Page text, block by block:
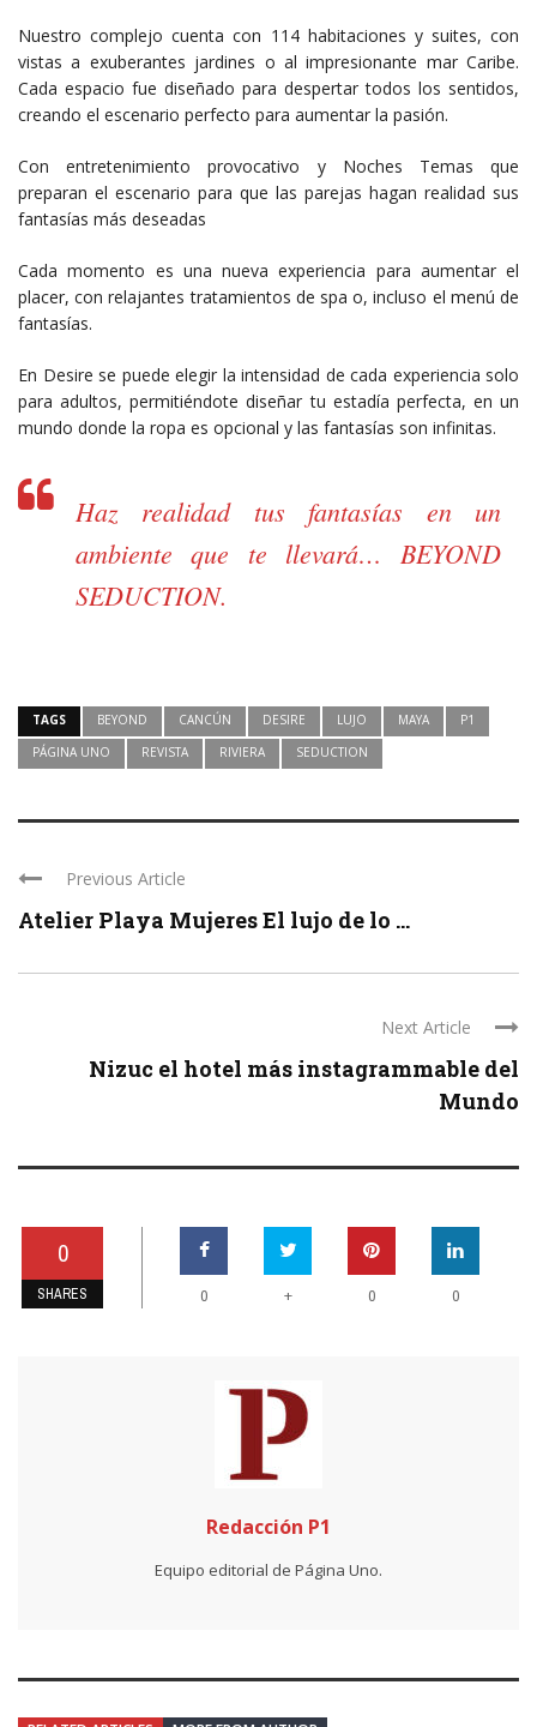
Nuestro complejo cuenta con 114 habitaciones y suites, con
vistas a exuberantes jardines o al impresionante mar Caribe.
Cada espacio fue diseñado para despertar todos los sentidos,
creando el escenario perfecto para aumentar la pasión.
Con entretenimiento provocativo y Noches Temas que
preparan el escenario para que las parejas hagan realidad sus
fantasías más deseadas
Cada momento es una nueva experiencia para aumentar el
placer, con relajantes tratamientos de spa o, incluso el menú de
fantasías.
En Desire se puede elegir la intensidad de cada experiencia solo
para adultos, permitiéndote diseñar tu estadía perfecta, en un
mundo donde la ropa es opcional y las fantasías son infinitas.
Haz realidad tus fantasías en un
ambiente que te llevará… BEYOND
SEDUCTION.
TAGS BEYOND CANCÚN DESIRE LUJO MAYA
P1
PÁGINA UNO
REVISTA RIVIERA SEDUCTION
Previous Article
Atelier Playa Mujeres El lujo de lo ...
Next Article
Nizuc el hotel más instagrammable del
Mundo
0
SHARES 0 + 0 0
Redacción P1
Equipo editorial de Página Uno.